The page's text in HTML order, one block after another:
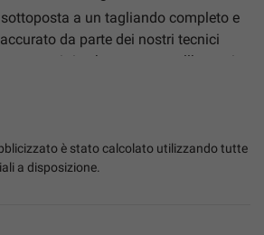
a un tagliando completo e
da parte dei nostri tecnici
garantirti un’auto pronta all’uso e in
garanzia ufficiale Mapfre Warranty,
nel settore automotive:
è stato calcolato utilizzando tutte
a disposizione.
miglioramento dell'esperienza utente